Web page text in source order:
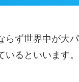
ず世界中が大
るといいます。